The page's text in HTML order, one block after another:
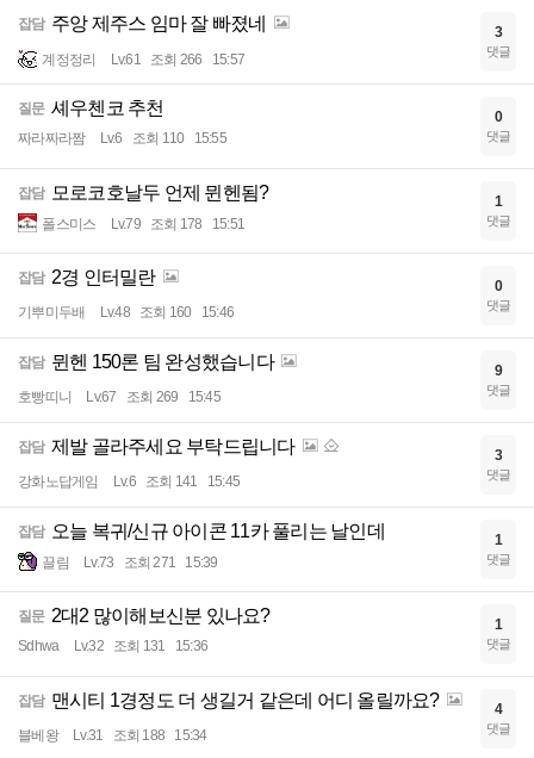
잡담 주앙 제주스 임마 잘 빠졌네
계정정리 Lv.61 조회 266 15:57
3
댓글
질문 셰우첸코 추천
짜라짜라짬 Lv.6 조회 110 15:55
0
댓글
잡담 모로코호날두 언제 뮌헨됨?
폴스미스 Lv.79 조회 178 15:51
1
댓글
잡담 2경 인터밀란
기뿌미두배 Lv.48 조회 160 15:46
0
댓글
잡담 뮌헨 150론 팀 완성했습니다
호빵띠니 Lv.67 조회 269 15:45
9
댓글
잡담 제발 골라주세요 부탁드립니다
강화노답게임 Lv.6 조회 141 15:45
3
댓글
잡담 오늘 복귀/신규 아이콘 11카 풀리는 날인데
끌림 Lv.73 조회 271 15:39
1
댓글
질문 2대2 많이해보신분 있나요?
Sdhwa Lv.32 조회 131 15:36
1
댓글
잡담 맨시티 1경정도 더 생길거 같은데 어디 올릴까요?
블베왕 Lv.31 조회 188 15:34
4
댓글